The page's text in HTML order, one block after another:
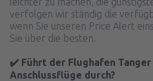
verfolgen wir ständig die
wenn Sie unseren Price Alert
Sie über die besten.
✔️ Führt der Flughafen
Anschlussflüge durch?